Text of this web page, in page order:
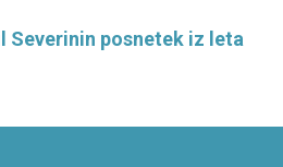
Severinin posnetek iz leta